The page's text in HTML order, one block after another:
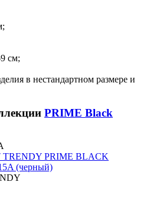
см;
в нестандартном размере и
PRIME Black
TRENDY PRIME BLACK
(черный)